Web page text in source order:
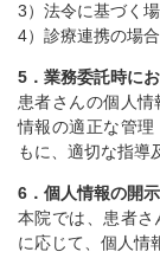
3）法令に基づく
4）診療連携の場合
5．業務委託時に
患者さんの個人
情報の適正な管理
もに、適切な指導
6．個人情報の開
本院では、患者
に応じて、個人情